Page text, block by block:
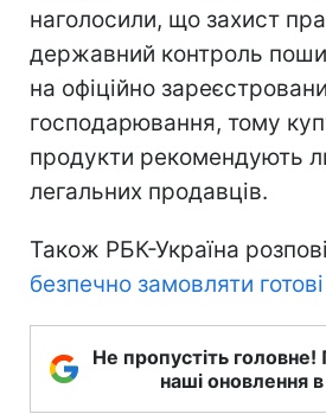
наголосили, що захист
державний контроль
на офіційно
господарювання, тому
продукти рекомендують
легальних продавців.
Також РБК-Україна
безпечно замовляти
Не пропустіть головне!
наші оновлення